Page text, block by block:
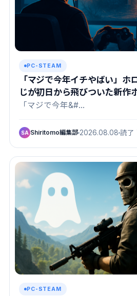
PC-STEAM
「マジで今年イチやばい」ホ
じが初日から飛びついた新作
件監視協会3』の中身
「マジで今年&#…
SA Shiritomo編集部 2026.08.08 読了
PC-STEAM